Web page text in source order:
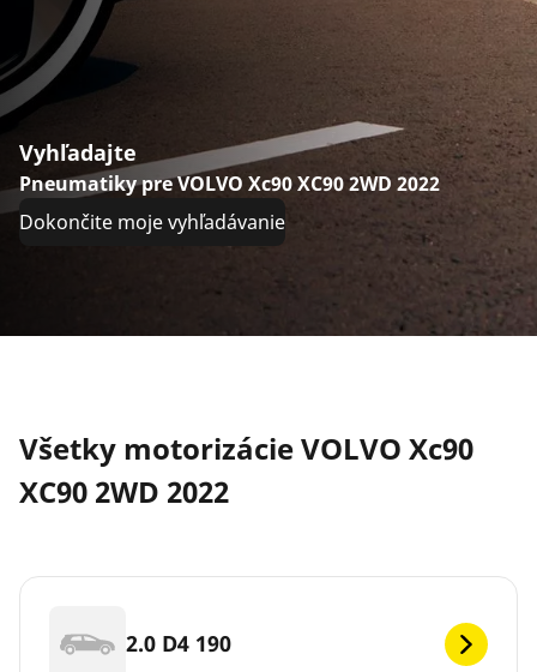
Vyhľadajte
Pneumatiky pre VOLVO Xc90 XC90 2WD 2022
Dokončite moje vyhľadávanie
Všetky motorizácie VOLVO Xc90
XC90 2WD 2022
2.0 D4 190